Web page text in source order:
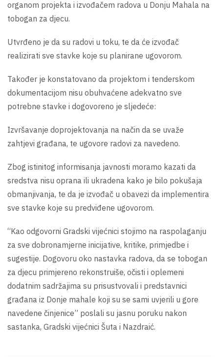
organom projekta i izvođačem radova u Donju Mahala na
tobogan za djecu.
Utvrđeno je da su radovi u toku, te da će izvođač
realizirati sve stavke koje su planirane ugovorom.
Također je konstatovano da projektom i tenderskom
dokumentacijom nisu obuhvaćene adekvatno sve
potrebne stavke i dogovoreno je sljedeće:
Izvršavanje doprojektovanja na način da se uvaže
zahtjevi građana, te ugovore radovi za navedeno.
Zbog istinitog informisanja javnosti moramo kazati da
sredstva nisu oprana ili ukradena kako je bilo pokušaja
obmanjivanja, te da je izvođač u obavezi da implementira
sve stavke koje su predviđene ugovorom.
“Kao odgovorni Gradski vijećnici stojimo na raspolaganju
za sve dobronamjerne inicijative, kritike, primjedbe i
sugestije. Dogovoru oko nastavka radova, da se tobogan
za djecu primjereno rekonstruiše, očisti i oplemeni
dodatnim sadržajima su prisustvovali i predstavnici
građana iz Donje mahale koji su se sami uvjerili u gore
navedene činjenice” poslali su jasnu poruku nakon
sastanka, Gradski vijećnici Šuta i Nazdraić.